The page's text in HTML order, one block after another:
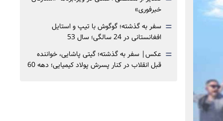
خبرفوری»
= سفر به گذشته؛ گوگوش با تیپ و استایل
افغانستانی در 24 سالگی؛ سال 53
= عکس| سفر به گذشته؛ گیتی پاشایی، خواننده
قبل انقلاب در کنار پسرش پولاد کیمیایی؛ دهه 60